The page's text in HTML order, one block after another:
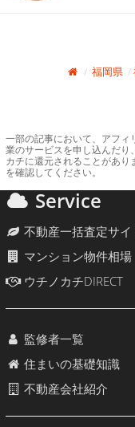
福岡県
一部の記事において、アフィ
業のサービスを申し込んだり
カチに還元されることがあり
を確認してください。
Service
不動産一括査定サイ
マンション物件相場
ウチノカチDIRECT
監修者一覧
住まいの基礎知識
不動産会社紹介